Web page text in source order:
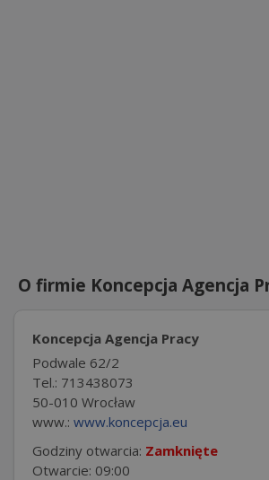
O firmie Koncepcja Agencja
Koncepcja Agencja Pracy
Podwale 62/2
Tel.: 713438073
50-010 Wrocław
www.: www.koncepcja.eu
Godziny otwarcia: Zamknięte
Otwarcie: 09:00